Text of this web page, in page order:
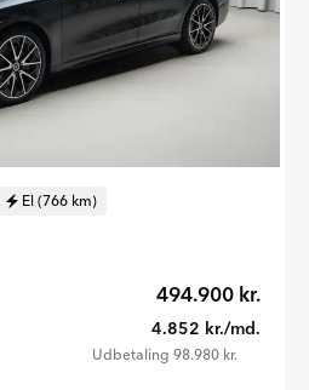
El (766 km)
494.900 kr.
4.852 kr./md.
Udbetaling 98.980 kr.